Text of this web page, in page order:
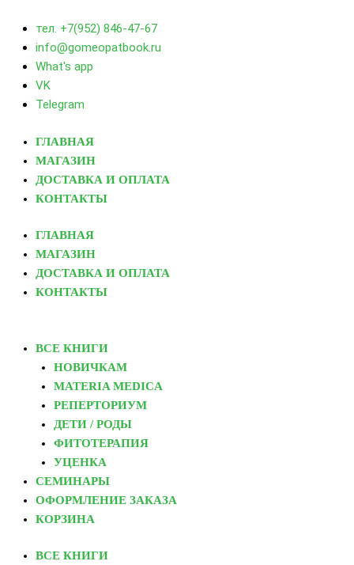
тел. +7(952) 846-47-67
info@gomeopatbook.ru
What's app
VK
Telegram
ГЛАВНАЯ
МАГАЗИН
ДОСТАВКА И ОПЛАТА
КОНТАКТЫ
ГЛАВНАЯ
МАГАЗИН
ДОСТАВКА И ОПЛАТА
КОНТАКТЫ
ВСЕ КНИГИ
НОВИЧКАМ
MATERIA MEDICA
РЕПЕРТОРИУМ
ДЕТИ / РОДЫ
ФИТОТЕРАПИЯ
УЦЕНКА
СЕМИНАРЫ
ОФОРМЛЕНИЕ ЗАКАЗА
КОРЗИНА
ВСЕ КНИГИ